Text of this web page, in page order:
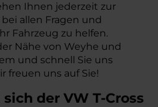
Ihnen jederzeit zur
allen Fragen und
Fahrzeug zu helfen.
Nähe von Weyhe und
und schnell Sie uns
freuen uns auf Sie!
der VW T-Cross